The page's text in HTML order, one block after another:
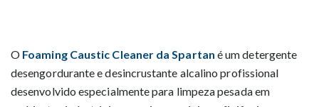
O Foaming Caustic Cleaner da Spartan é um detergente
desengordurante e desincrustante alcalino profissional
desenvolvido especialmente para limpeza pesada em